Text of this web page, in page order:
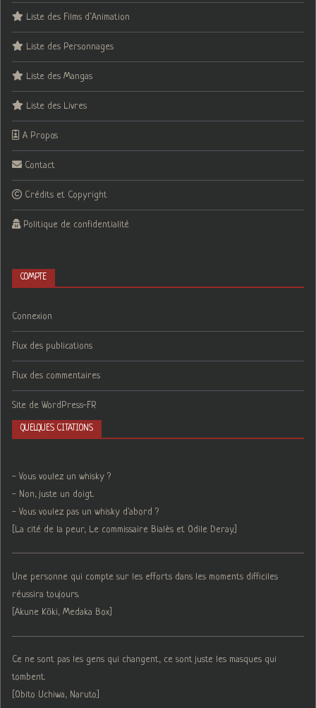
Liste des Films d’Animation
Liste des Personnages
Liste des Mangas
Liste des Livres
A Propos
Contact
Crédits et Copyright
Politique de confidentialité
COMPTE
Connexion
Flux des publications
Flux des commentaires
Site de WordPress-FR
QUELQUES CITATIONS
- Vous voulez un whisky ?
- Non, juste un doigt.
- Vous voulez pas un whisky d'abord ?
[La cité de la peur, Le commissaire Bialès et Odile Deray.]
Une personne qui compte sur les efforts dans les moments difficiles
réussira toujours.
[Akune Kōki, Medaka Box]
Ce ne sont pas les gens qui changent, ce sont juste les masques qui
tombent.
[Obito Uchiwa, Naruto]